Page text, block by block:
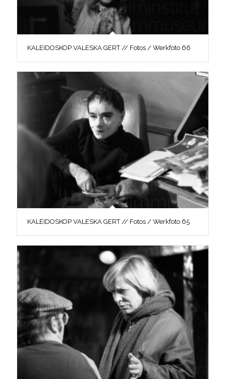
KALEIDOSKOP VALESKA GERT // Fotos / Werkfoto 66
KALEIDOSKOP VALESKA GERT // Fotos / Werkfoto 65